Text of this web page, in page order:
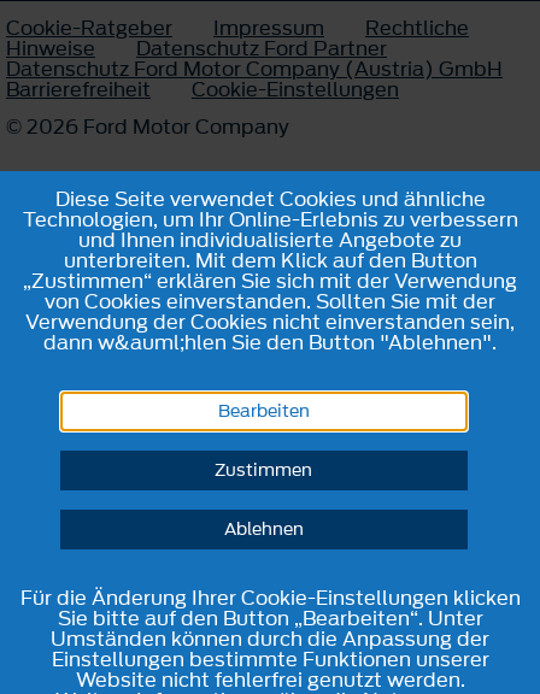
Cookie-Ratgeber Impressum Rechtliche
Hinweise Datenschutz Ford Partner
Datenschutz Ford Motor Company (Austria) GmbH
Barrierefreiheit
Cookie-Einstellungen
© 2026 Ford Motor Company
Diese Seite verwendet Cookies und ähnliche
Technologien, um Ihr Online-Erlebnis zu verbessern
und Ihnen individualisierte Angebote zu
unterbreiten. Mit dem Klick auf den Button
„Zustimmen“ erklären Sie sich mit der Verwendung
von Cookies einverstanden. Sollten Sie mit der
Verwendung der Cookies nicht einverstanden sein,
dann w&auml;hlen Sie den Button "Ablehnen".
Bearbeiten
Zustimmen
Ablehnen
Für die Änderung Ihrer Cookie-Einstellungen klicken
Sie bitte auf den Button „Bearbeiten“. Unter
Umständen können durch die Anpassung der
Einstellungen bestimmte Funktionen unserer
Website nicht fehlerfrei genutzt werden.